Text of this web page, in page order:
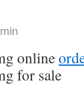
online
for sale